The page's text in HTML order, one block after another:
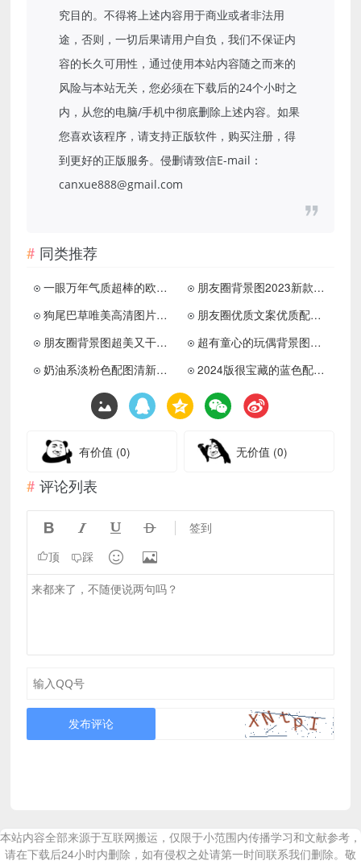
究目的。不得将上述内容用于商业或者非法用
途，否则，一切后果请用户自负，我们不保证内
容的长久可用性，通过使用本站内容随之而来的
风险与本站无关，您必须在下载后的24个小时之
内，从您的电脑/手机中彻底删除上述内容。如果
您喜欢该程序，请支持正版软件，购买注册，得
到更好的正版服务。侵删请致信E-mail：
canxue888@gmail.com
同类推荐
一眼万年气质超棒的欧美女生好看配图 希望生活也是0.5倍速的浪漫
朋友圈背景图2023新款大全 在市井中放风和小情绪握手
狗尾巴草唯美高清图片大全 狗尾巴草坚韧不被人了解的爱
朋友圈优质文案优质配图 很喜欢这组ins风背景图呀
朋友圈背景图超美又干净又大气 生活的可爱到生活里爱
超有童心的玩偶背景图高清无水印 过期的光阴不过期的童趣
奶油系淡粉色配图清新又温柔 喜欢简单的事干净的东西清楚的感觉
2024版很宝藏的蓝色配图清新爆棚 看着眼睛好舒服的配图
有价值 (0) 无价值 (0)
评论列表
    签到
顶 踩  
发布评论
本站内容全部来源于互联网搬运，仅限于小范围内传播学习和文献参考，
请在下载后24小时内删除，如有侵权之处请第一时间联系我们删除。敬